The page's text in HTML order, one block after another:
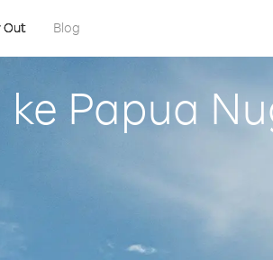
Out Blog
Papua